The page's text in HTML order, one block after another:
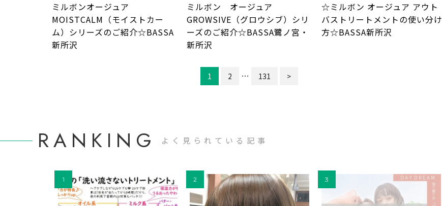
ミルボンオージュア
MOISTCALM（モイストカー
ム）シリーズのご紹介☆BASSA
新所沢
ミルボン オージュア
GROWSIVE（グロウシブ）シリ
ーズのご紹介☆BASSA鷺ノ宮・
新所沢
☆ミルボン オージュア アウト
バストリートメントの使い分け
方☆BASSA新所沢
1 2 … 131 >
RANKING よく見られている記事